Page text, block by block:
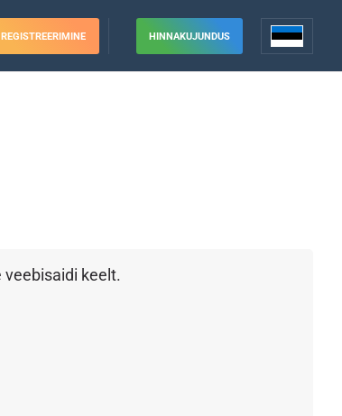
REGISTREERIMINE HINNAKUJUNDUS